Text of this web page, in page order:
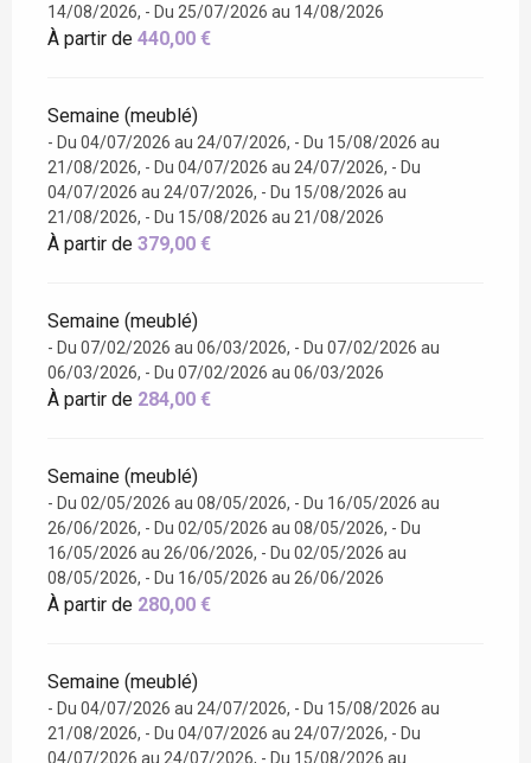
14/08/2026, - Du 25/07/2026 au 14/08/2026
À partir de 440,00 €
Semaine (meublé)
- Du 04/07/2026 au 24/07/2026, - Du 15/08/2026 au
21/08/2026, - Du 04/07/2026 au 24/07/2026, - Du
04/07/2026 au 24/07/2026, - Du 15/08/2026 au
21/08/2026, - Du 15/08/2026 au 21/08/2026
À partir de 379,00 €
Semaine (meublé)
- Du 07/02/2026 au 06/03/2026, - Du 07/02/2026 au
06/03/2026, - Du 07/02/2026 au 06/03/2026
À partir de 284,00 €
Semaine (meublé)
- Du 02/05/2026 au 08/05/2026, - Du 16/05/2026 au
26/06/2026, - Du 02/05/2026 au 08/05/2026, - Du
16/05/2026 au 26/06/2026, - Du 02/05/2026 au
08/05/2026, - Du 16/05/2026 au 26/06/2026
À partir de 280,00 €
Semaine (meublé)
- Du 04/07/2026 au 24/07/2026, - Du 15/08/2026 au
21/08/2026, - Du 04/07/2026 au 24/07/2026, - Du
04/07/2026 au 24/07/2026, - Du 15/08/2026 au